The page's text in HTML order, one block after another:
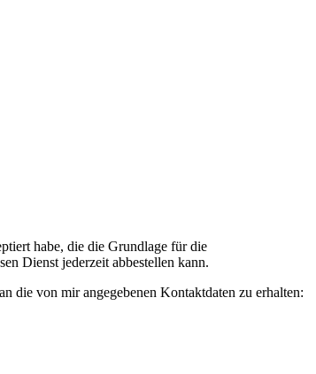
habe, die die Grundlage für die
Dienst jederzeit abbestellen kann.
von mir angegebenen Kontaktdaten zu erhalten: